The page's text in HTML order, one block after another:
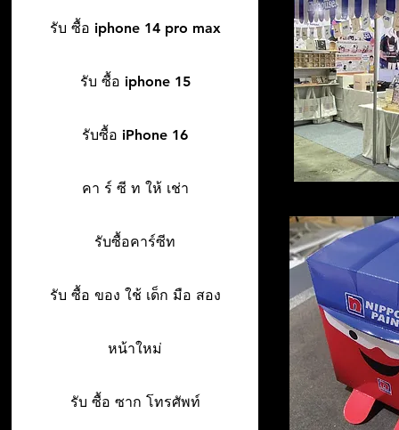
รับ ซื้อ iphone 14 pro max
รับ ซื้อ iphone 15
รับซื้อ iPhone 16
คา ร์ ซี ท ให้ เช่า
รับซื้อคาร์ซีท
รับ ซื้อ ของ ใช้ เด็ก มือ สอง
หน้าใหม่
รับ ซื้อ ซาก โทรศัพท์